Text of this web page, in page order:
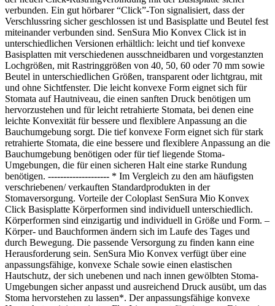
verbunden. Ein gut hörbarer “Click”-Ton signalisiert, dass der
Verschlussring sicher geschlossen ist und Basisplatte und Beutel fest
miteinander verbunden sind. SenSura Mio Konvex Click ist in
unterschiedlichen Versionen erhältlich: leicht und tief konvexe
Basisplatten mit verschiedenen ausschneidbaren und vorgestanzten
Lochgrößen, mit Rastringgrößen von 40, 50, 60 oder 70 mm sowie
Beutel in unterschiedlichen Größen, transparent oder lichtgrau, mit
und ohne Sichtfenster. Die leicht konvexe Form eignet sich für
Stomata auf Hautniveau, die einen sanften Druck benötigen um
hervorzustehen und für leicht retrahierte Stomata, bei denen eine
leichte Konvexität für bessere und flexiblere Anpassung an die
Bauchumgebung sorgt. Die tief konvexe Form eignet sich für stark
retrahierte Stomata, die eine bessere und flexiblere Anpassung an die
Bauchumgebung benötigen oder für tief liegende Stoma-
Umgebungen, die für einen sicheren Halt eine starke Rundung
benötigen. -------------------- * Im Vergleich zu den am häufigsten
verschriebenen/ verkauften Standardprodukten in der
Stomaversorgung. Vorteile der Coloplast SenSura Mio Konvex
Click Basisplatte Körperformen sind individuell unterschiedlich.
Körperformen sind einzigartig und individuell in Größe und Form. –
Körper- und Bauchformen ändern sich im Laufe des Tages und
durch Bewegung. Die passende Versorgung zu finden kann eine
Herausforderung sein. SenSura Mio Konvex verfügt über eine
anpassungsfähige, konvexe Schale sowie einen elastischen
Hautschutz, der sich unebenen und nach innen gewölbten Stoma-
Umgebungen sicher anpasst und ausreichend Druck ausübt, um das
Stoma hervorstehen zu lassen*. Der anpassungsfähige konvexe